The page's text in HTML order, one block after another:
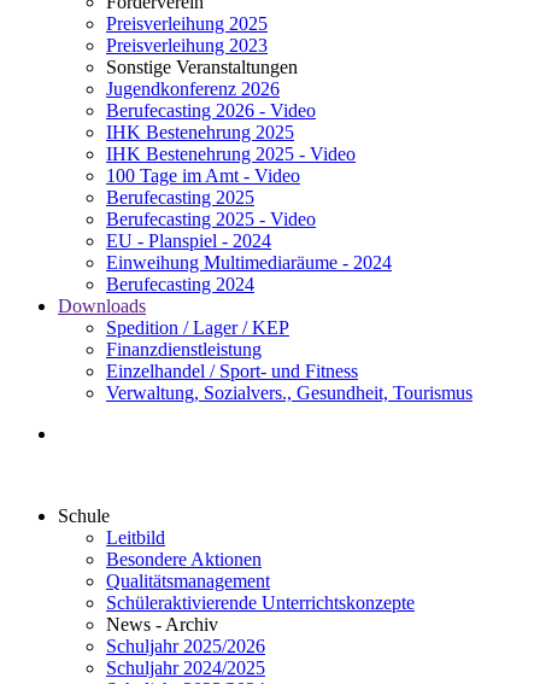
Preisverleihung 2025
Preisverleihung 2023
Sonstige Veranstaltungen
Jugendkonferenz 2026
Berufecasting 2026 - Video
IHK Bestenehrung 2025
IHK Bestenehrung 2025 - Video
100 Tage im Amt - Video
Berufecasting 2025
Berufecasting 2025 - Video
EU - Planspiel - 2024
Einweihung Multimediaräume - 2024
Berufecasting 2024
Downloads
Spedition / Lager / KEP
Finanzdienstleistung
Einzelhandel / Sport- und Fitness
Verwaltung, Sozialvers., Gesundheit, Tourismus
Schule
Leitbild
Besondere Aktionen
Qualitätsmanagement
Schüleraktivierende Unterrichtskonzepte
News - Archiv
Schuljahr 2025/2026
Schuljahr 2024/2025